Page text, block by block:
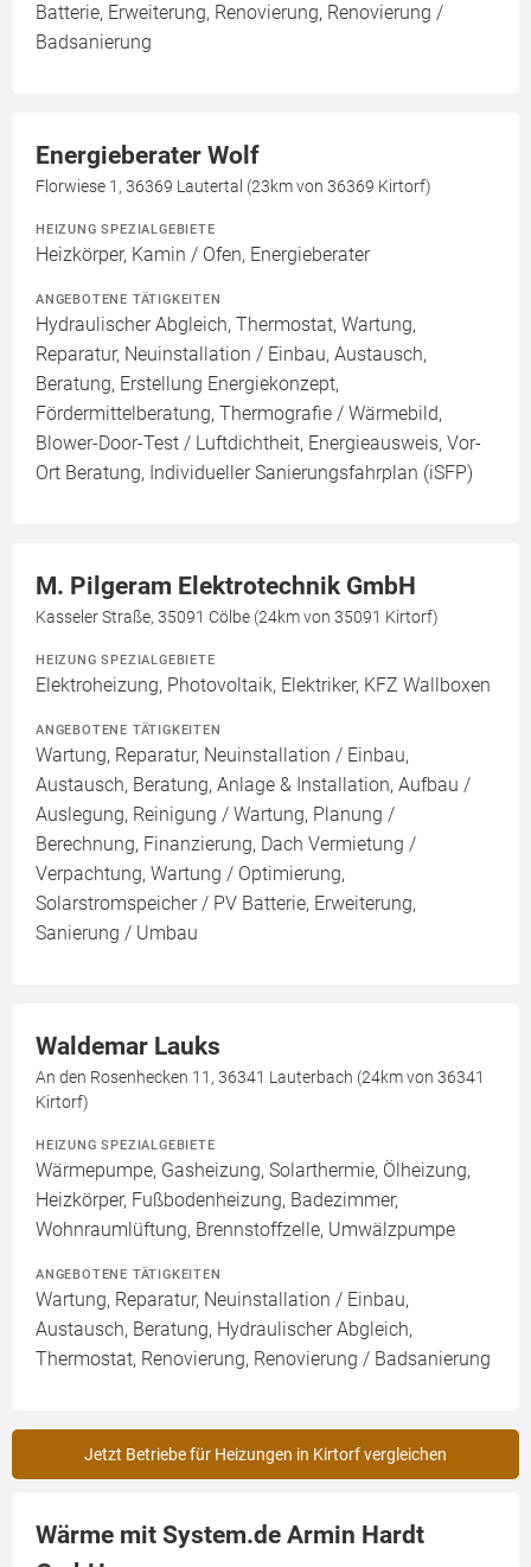
Batterie, Erweiterung, Renovierung, Renovierung /
Badsanierung
Energieberater Wolf
Florwiese 1, 36369 Lautertal (23km von 36369 Kirtorf)
HEIZUNG SPEZIALGEBIETE
Heizkörper, Kamin / Ofen, Energieberater
ANGEBOTENE TÄTIGKEITEN
Hydraulischer Abgleich, Thermostat, Wartung,
Reparatur, Neuinstallation / Einbau, Austausch,
Beratung, Erstellung Energiekonzept,
Fördermittelberatung, Thermografie / Wärmebild,
Blower-Door-Test / Luftdichtheit, Energieausweis, Vor-
Ort Beratung, Individueller Sanierungsfahrplan (iSFP)
M. Pilgeram Elektrotechnik GmbH
Kasseler Straße, 35091 Cölbe (24km von 35091 Kirtorf)
HEIZUNG SPEZIALGEBIETE
Elektroheizung, Photovoltaik, Elektriker, KFZ Wallboxen
ANGEBOTENE TÄTIGKEITEN
Wartung, Reparatur, Neuinstallation / Einbau,
Austausch, Beratung, Anlage & Installation, Aufbau /
Auslegung, Reinigung / Wartung, Planung /
Berechnung, Finanzierung, Dach Vermietung /
Verpachtung, Wartung / Optimierung,
Solarstromspeicher / PV Batterie, Erweiterung,
Sanierung / Umbau
Waldemar Lauks
An den Rosenhecken 11, 36341 Lauterbach (24km von 36341
Kirtorf)
HEIZUNG SPEZIALGEBIETE
Wärmepumpe, Gasheizung, Solarthermie, Ölheizung,
Heizkörper, Fußbodenheizung, Badezimmer,
Wohnraumlüftung, Brennstoffzelle, Umwälzpumpe
ANGEBOTENE TÄTIGKEITEN
Wartung, Reparatur, Neuinstallation / Einbau,
Austausch, Beratung, Hydraulischer Abgleich,
Thermostat, Renovierung, Renovierung / Badsanierung
Jetzt Betriebe für Heizungen in Kirtorf vergleichen
Wärme mit System.de Armin Hardt